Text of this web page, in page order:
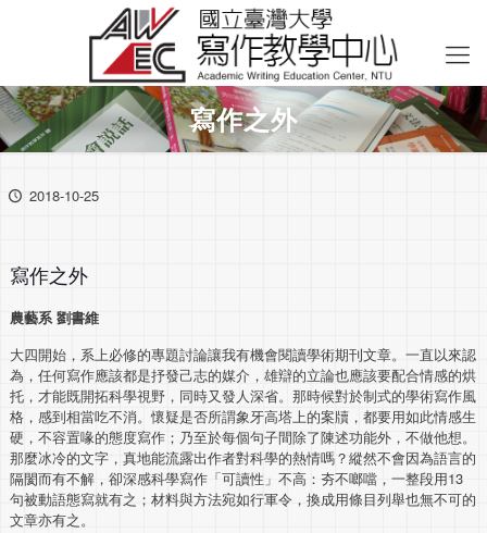
寫作之外
2018-10-25
寫作之外
農藝系 劉書維
大四開始，系上必修的專題討論讓我有機會閱讀學術期刊文章。一直以來認
為，任何寫作應該都是抒發己志的媒介，雄辯的立論也應該要配合情感的烘
托，才能既開拓科學視野，同時又發人深省。那時候對於制式的學術寫作風
格，感到相當吃不消。懷疑是否所謂象牙高塔上的案牘，都要用如此情感生
硬，不容置喙的態度寫作；乃至於每個句子間除了陳述功能外，不做他想。
那麼冰冷的文字，真地能流露出作者對科學的熱情嗎？縱然不會因為語言的
隔閡而有不解，卻深感科學寫作「可讀性」不高：夯不啷噹，一整段用13
句被動語態寫就有之；材料與方法宛如行軍令，換成用條目列舉也無不可的
文章亦有之。